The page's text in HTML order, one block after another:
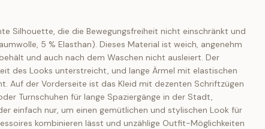
Silhouette, die die Bewegungsfreiheit nicht einschränkt und
5 % Elasthan). Dieses Material ist weich, angenehm
und auch nach dem Waschen nicht ausleiert. Der
des Looks unterstreicht, und lange Ärmel mit elastischen
Auf der Vorderseite ist das Kleid mit dezenten Schriftzügen
Turnschuhen für lange Spaziergänge in der Stadt,
einfach nur, um einen gemütlichen und stylischen Look für
kombinieren lässt und unzählige Outfit-Möglichkeiten